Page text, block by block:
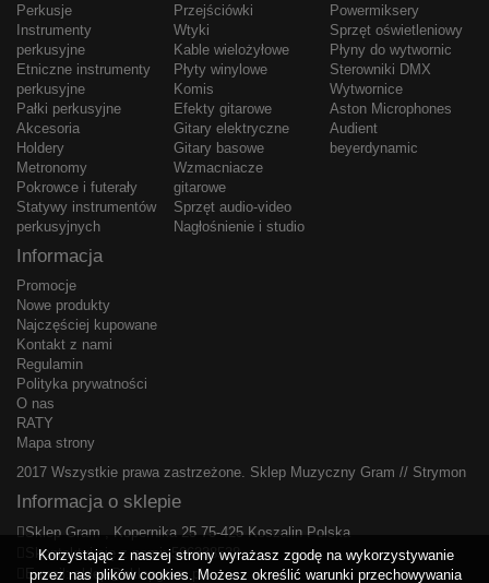
Perkusje
Instrumenty
perkusyjne
Etniczne instrumenty
perkusyjne
Pałki perkusyjne
Akcesoria
Holdery
Metronomy
Pokrowce i futerały
Statywy instrumentów
perkusyjnych
Przejściówki
Wtyki
Kable wielożyłowe
Płyty winylowe
Komis
Efekty gitarowe
Gitary elektryczne
Gitary basowe
Wzmacniacze
gitarowe
Sprzęt audio-video
Nagłośnienie i studio
Powermiksery
Sprzęt oświetleniowy
Płyny do wytwornic
Sterowniki DMX
Wytwornice
Aston Microphones
Audient
beyerdynamic
Informacja
Promocje
Nowe produkty
Najczęściej kupowane
Kontakt z nami
Regulamin
Polityka prywatności
O nas
RATY
Mapa strony
2017 Wszystkie prawa zastrzeżone. Sklep Muzyczny Gram // Strymon
Informacja o sklepie
Sklep Gram , Kopernika 25 75-425 Koszalin Polska
Skontaktuj się z nami: 506338538
E-mail:sklep@sklepgram.pl
Korzystając z naszej strony wyrażasz zgodę na wykorzystywanie
przez nas plików cookies. Możesz określić warunki przechowywania